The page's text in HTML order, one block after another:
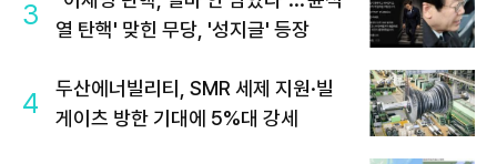
3
열 탄핵' 맞힌 무당, '성지글' 등장
4
두산에너빌리티, SMR 세제 지원·빌
게이츠 방한 기대에 5%대 강세